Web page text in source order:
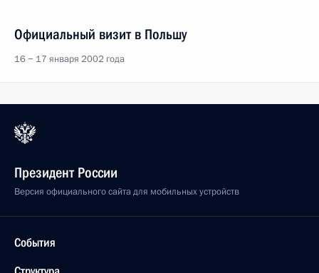
Официальный визит в Польшу
16 − 17 января 2002 года
Президент России
Версия официального сайта для мобильных устройств
События